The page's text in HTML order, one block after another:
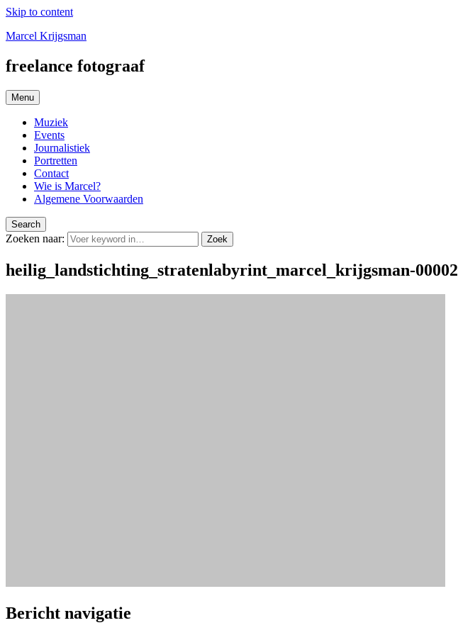
Skip to content
Marcel Krijgsman
freelance fotograaf
Menu
Muziek
Events
Journalistiek
Portretten
Contact
Wie is Marcel?
Algemene Voorwaarden
Search
Zoeken naar: Zoek
heilig_landstichting_stratenlabyrint_marcel_krijgsman-00002
Bericht navigatie